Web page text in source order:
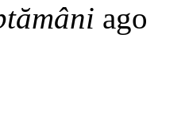
ago